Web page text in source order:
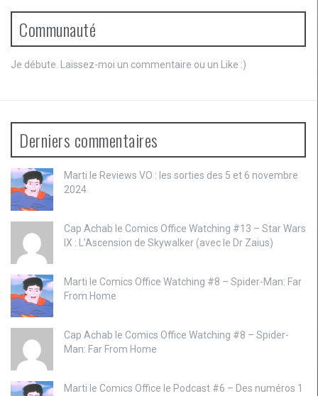
Communauté
Je débute. Laissez-moi un commentaire ou un Like :)
Derniers commentaires
Marti le Reviews VO : les sorties des 5 et 6 novembre
2024
Cap Achab le Comics Office Watching #13 – Star Wars
IX : L’Ascension de Skywalker (avec le Dr Zaius)
Marti le Comics Office Watching #8 – Spider-Man: Far
From Home
Cap Achab le Comics Office Watching #8 – Spider-
Man: Far From Home
Marti le Comics Office le Podcast #6 – Des numéros 1